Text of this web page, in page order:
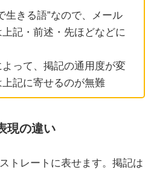
生きる語”なので、メール
記・前述・先ほどなどに
って、掲記の通用度が変
記に寄せるのが無難
現の違い
トレートに表せます。掲記は